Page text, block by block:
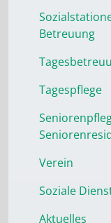
Betreuung
Tagespflege
Verein
Soziale
Aktuelles